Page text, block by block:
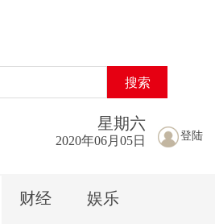
搜索
登陆
星期六
2020年06月05日
财经 娱乐